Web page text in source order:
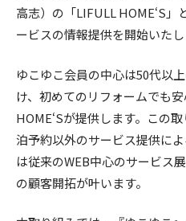
高志）の「LIFULL HOME‘S
ービスの情報提供を開始いたし
ゆこゆこ会員の中心は50代以
け、初めてのリフォームでも
HOME‘Sが提供します。この
泊予約以外のサービス提供に
は従来のWEB中心のサービス
の顧客開拓が叶います。